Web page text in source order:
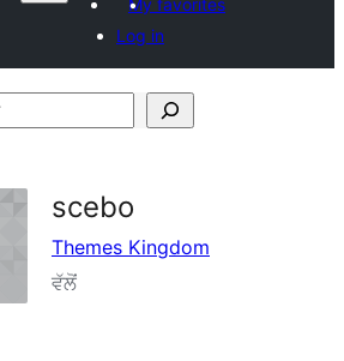
My favorites
Log in
scebo
Themes Kingdom
ਵੱਲੋਂ